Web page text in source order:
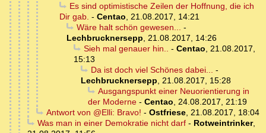
Es sind optimistische Zeilen der Hoffnung, die ich
Dir gab. - Centao, 21.08.2017, 14:21
Wäre halt schön gewesen... -
Lechbrucknersepp, 21.08.2017, 14:26
Sieh mal genauer hin.. - Centao, 21.08.2017,
15:13
Da ist doch viel Schönes dabei... -
Lechbrucknersepp, 21.08.2017, 15:28
Ausgangspunkt einer Neuorientierung in
der Moderne - Centao, 24.08.2017, 21:19
Antwort von @Elli: Bravo! - Ostfriese, 21.08.2017, 18:04
Was man in einer Demokratie nicht darf- Rotweintrinker,